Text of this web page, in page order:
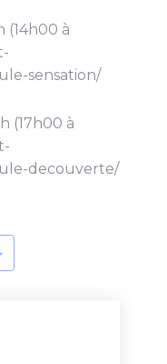
(14h00 à
sensation/
(17h00 à
decouverte/